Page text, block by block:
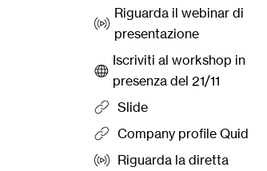
capire come il terzo settore, le
imprese e le comunità
sostenibile.
Webinaronline di
presentazione del workshop:
Novembre
registrazione)
➜Workshopin presenza:
Riguarda il webinar di
presentazione
Iscriviti al workshop in
presenza del 21/11
Slide
Company profile Quid
Riguarda la diretta